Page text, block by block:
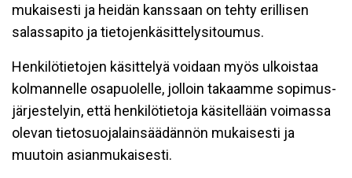
mukaisesti ja heidän kanssaan on tehty erillisen
salassapito ja tietojenkäsittelysitoumus.
Henkilötietojen käsittelyä voidaan myös ulkoistaa
kolmannelle osapuolelle, jolloin takaamme sopimus-
järjestelyin, että henkilötietoja käsitellään voimassa
olevan tietosuojalainsäädännön mukaisesti ja
muutoin asianmukaisesti.